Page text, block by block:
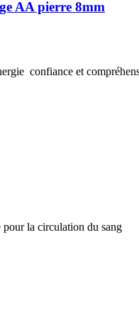
AA pierre 8mm
confiance et
pour la circulation du sang